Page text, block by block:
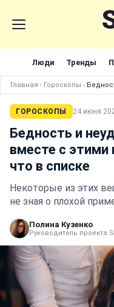
Люди Тренды
Главная › Гороскопы ›
ГОРОСКОПЫ 24 июня
Бедность и
вместе с этими
что в списке
Некоторые из этих
не зная о плохой
Полина Кузенко
Руководитель проекта